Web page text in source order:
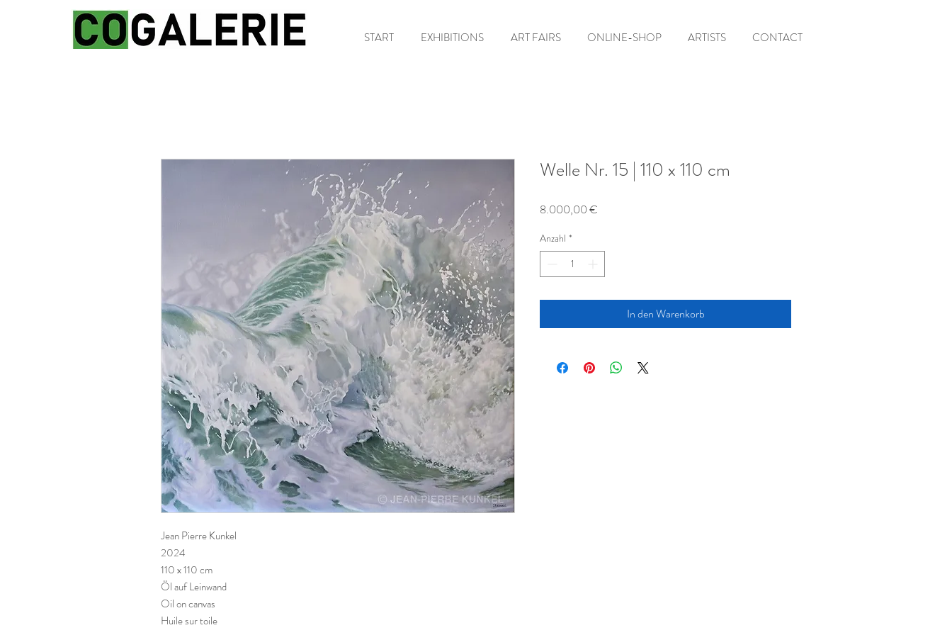
START EXHIBITIONS ART FAIRS ONLINE-SHOP ARTISTS CONTACT
Jean Pierre Kunkel
2024
110 x 110 cm
Öl auf Leinwand
Oil on canvas
Huile sur toile
Welle Nr. 15 | 110 x 110 cm
8.000,00 €
Anzahl *
In den Warenkorb